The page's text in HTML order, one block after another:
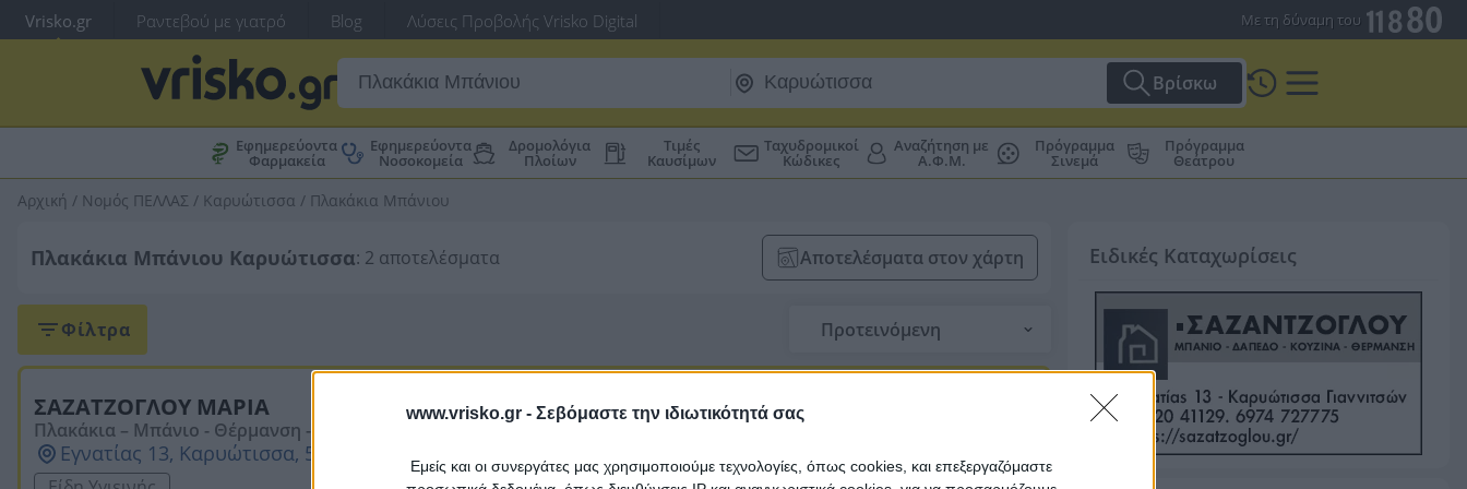
www.vrisko.gr - Σεβόμαστε την ιδιωτικότητά σας
Εμείς και οι συνεργάτες μας χρησιμοποιούμε τεχνολογίες, όπως cookies, και επεξεργαζόμαστε
Vrisko.gr Ραντεβού με γιατρό Blog Λύσεις Προβολής Vrisko Digital Με τη δύναμη του
Βρίσκω
Εφημερεύοντα
Φαρμακεία
Εφημερεύοντα
Νοσοκομεία
Δρομολόγια
Πλοίων
Τιμές
Καυσίμων
Ταχυδρομικοί
Κώδικες
Αναζήτηση με
Α.Φ.Μ.
Πρόγραμμα
Σινεμά
Πρόγραμμα
Θεάτρου
Αρχική / Νομός ΠΕΛΛΑΣ / Καρυώτισσα / Πλακάκια Μπάνιου
Πλακάκια Μπάνιου Καρυώτισσα: 2 αποτελέσματα Αποτελέσματα στον χάρτη
Φίλτρα Προτεινόμενη
ΣΑΖΑΤΖΟΓΛΟΥ ΜΑΡΙΑ
Πλακάκια – Μπάνιο - Θέρμανση - Οικοδομικά Υλικά
Εγνατίας 13, Καρυώτισσα, 58001, ΠΕΛΛΑΣ
Ειδικές Καταχωρίσεις